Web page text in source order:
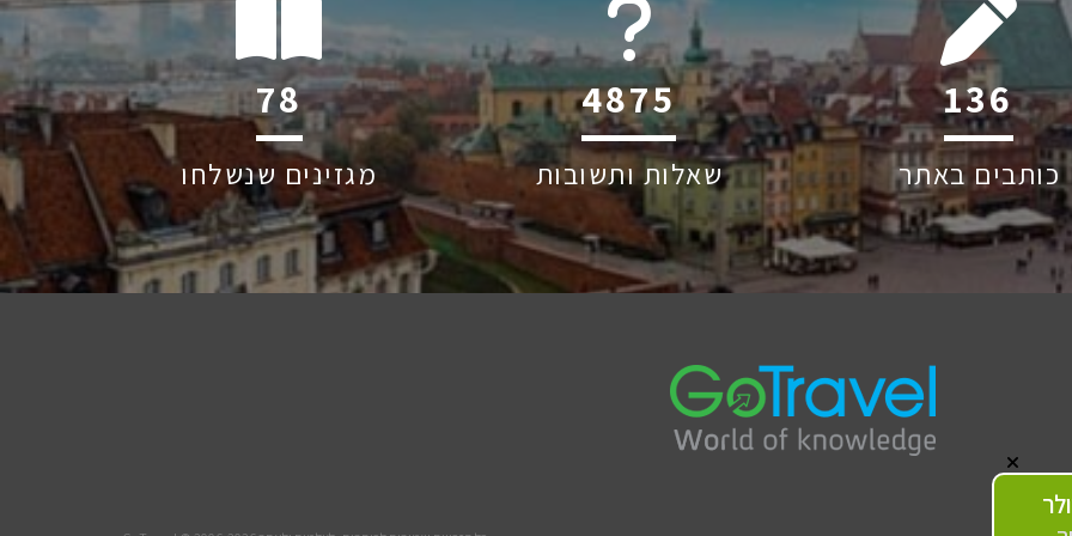
120
מגזינים שנשלחו
6045
שאלות ותשובות
209
כותבים באתר